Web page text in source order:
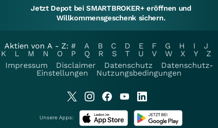
Jetzt Depot bei SMARTBROKER+ eröffnen und
Willkommensgeschenk sichern.
Aktien von A - Z: # A B C D E F G H I
J
K
L M N O P Q R S T U V W X Y
Z
Impressum
Disclaimer Datenschutz
Datenschutz-
Einstellungen
Nutzungsbedingungen
Unsere Apps: